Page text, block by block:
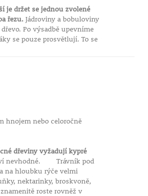
je držet se jednou zvolené
řezu.Jádroviny a bobuloviny
Po výsadbě upevníme
se pouze prosvětlují. To se
hnojem nebo celoročně
dřeviny vyžadují kypré
nevhodné. Trávník pod
na hloubku rýče velmi
nektarinky, broskvoně,
roste rovněž v